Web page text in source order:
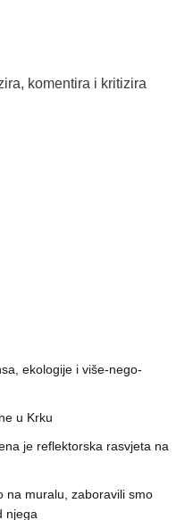
komentira i kritizira
ekologije i više-nego-
u Krku
je reflektorska rasvjeta na
na muralu, zaboravili smo
njega